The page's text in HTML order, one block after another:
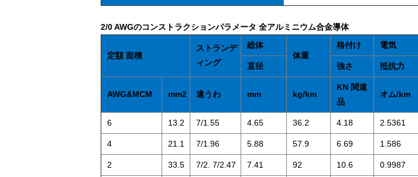
2/0 AWGのコンストラクションパラメータ 全アルミニウム合金導体
定額 面積
ストランデ
ィング
総体
体重
格付け 電気
直径 強さ 抵抗力
AWG&MCM mm2 違うわ mm kg/km
KN 関連
品
オム/km
6 13.2 7/1.55 4.65 36.2 4.18 2.5361
4 21.1 7/1.96 5.88 57.9 6.69 1.586
2 33.5 7/2. 7/2.47 7.41 92 10.6 0.9987